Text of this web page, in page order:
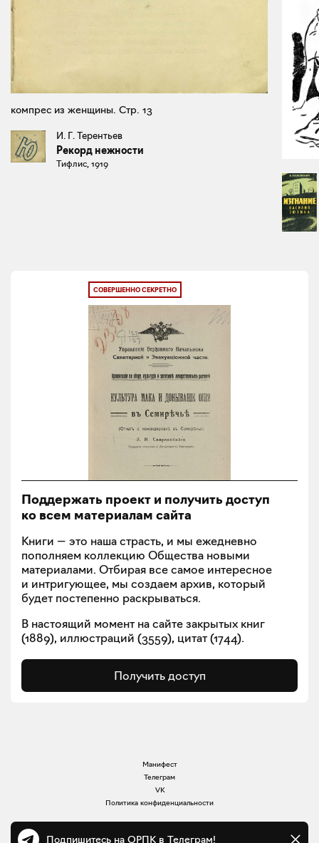
компрес из женщины. Стр. 13
И. Г. Терентьев
Рекорд нежности
Тифлис, 1919
СОВЕРШЕННО СЕКРЕТНО
Поддержать проект и получить доступ
ко всем материалам сайта
Книги — это наша страсть, и мы ежедневно
пополняем коллекцию Общества новыми
материалами. Отбирая все самое интересное
и интригующее, мы создаем архив, который
будет постепенно раскрываться.
В настоящий момент на сайте закрытых книг
(1889), иллюстраций (3559), цитат (1744).
Получить доступ
Манифест
Телеграм
VK
Политика конфиденциальности
Подпишитесь на ОРПК в Телеграм!